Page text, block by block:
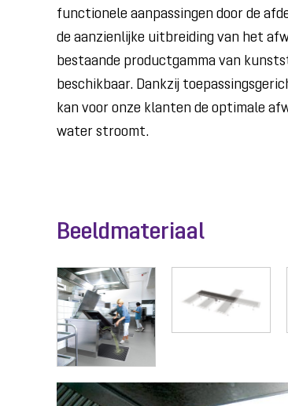
functionele aanpassingen door de
de aanzienlijke uitbreiding van het
bestaande productgamma van
beschikbaar. Dankzij
kan voor onze klanten de optimale
water stroomt.
Beeldmateriaal